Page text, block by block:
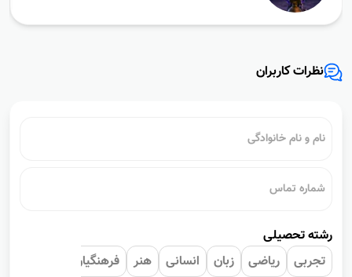
نظرات کاربران
رشته تحصیلی
تجربی
ریاضی زبان انسانی هنر فرهنگیان